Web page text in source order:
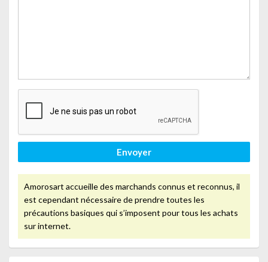
Envoyer
Amorosart accueille des marchands connus et reconnus, il
est cependant nécessaire de prendre toutes les
précautions basiques qui s’imposent pour tous les achats
sur internet.